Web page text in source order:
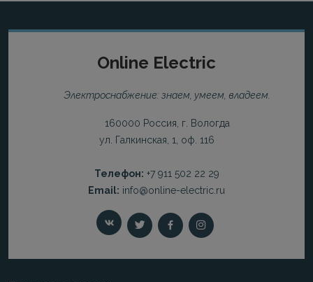
Online Electric
Электроснабжение: знаем, умеем, владеем.
160000 Россия, г. Вологда
ул. Галкинская, 1, оф. 116
Телефон: +7 911 502 22 29
Email: info@online-electric.ru